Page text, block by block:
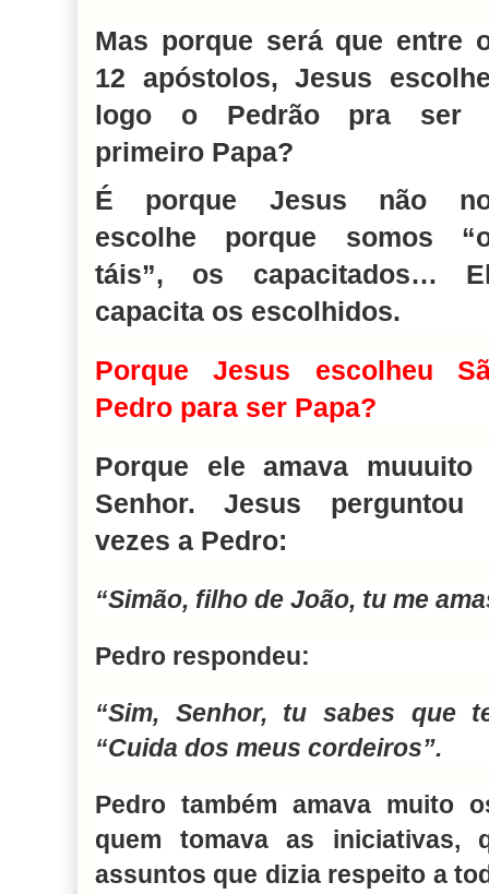
Mas porque será que entre
12 apóstolos, Jesus
logo o Pedrão pra ser
primeiro Papa?
É porque Jesus não
escolhe porque somos
táis”, os capacitados…
capacita os escolhidos.
Porque Jesus escolheu
Pedro para ser Papa?
Porque ele amava muuuito
Senhor. Jesus perguntou
vezes a Pedro:
“Simão, filho de João, tu me
Pedro respondeu:
“Sim, Senhor, tu sabes que
“Cuida dos meus cordeiros”.
Pedro também amava muito
quem tomava as iniciativas,
assuntos que dizia respeito a